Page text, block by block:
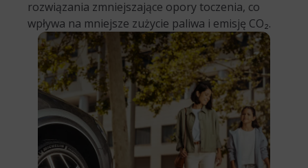
rozwiązania zmniejszające opory toczenia, co
wpływa na mniejsze zużycie paliwa i emisję CO₂.